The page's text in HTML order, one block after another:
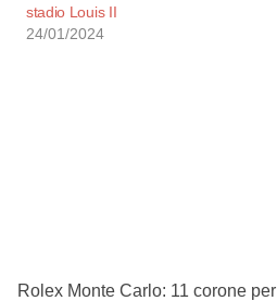
stadio Louis II
24/01/2024
Rolex Monte Carlo: 11 corone per